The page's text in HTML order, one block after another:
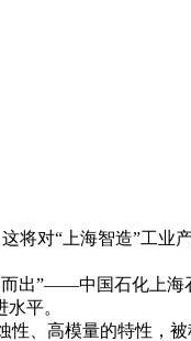
将对“上海智造”工业
出”――中国石化上海
平。
、高模量的特性，被